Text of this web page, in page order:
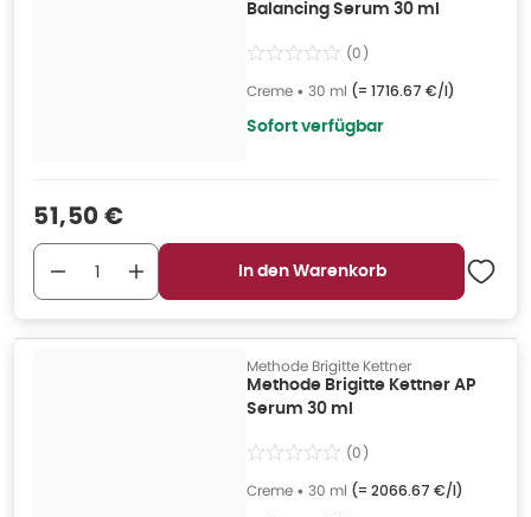
Balancing Serum 30 ml
(0)
Creme • 30 ml (= 1716.67 €/l)
Sofort verfügbar
Verkaufspreis
51,50 €
In den Warenkorb
Methode Brigitte Kettner
Methode Brigitte Kettner AP
Serum 30 ml
(0)
Creme • 30 ml (= 2066.67 €/l)